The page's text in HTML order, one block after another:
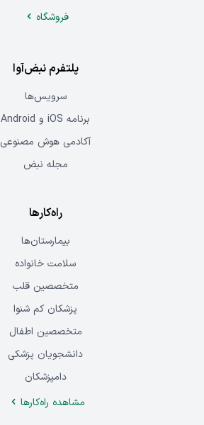
فروشگاه
پلتفرم نبض‌آوا
سرویس‌ها
برنامه iOS و Android
آکادمی هوش مصنوعی
مجله نبض
راه‌کارها
بیمارستان‌ها
سلامت خانواده
متخصصین قلب
پزشکان کم شنوا
متخصصین اطفال
دانشجویان پزشکی
دامپزشکان
مشاهده راه‌کار‌ها